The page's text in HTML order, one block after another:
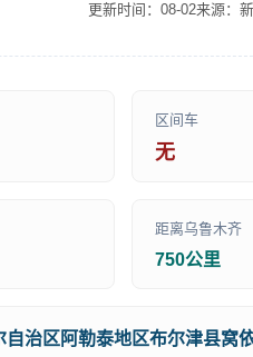
更新时间：08-02来源：
区间车
无
距离乌鲁木齐
750公里
自治区阿勒泰地区布尔津县窝